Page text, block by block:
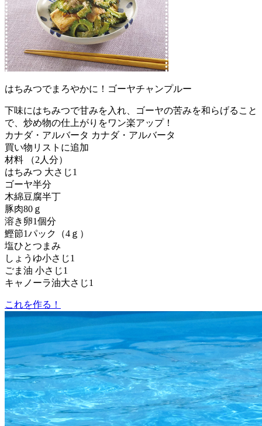
はちみつでまろやかに！ゴーヤチャンプルー
下味にはちみつで甘みを入れ、ゴーヤの苦みを和らげること
で、炒め物の仕上がりをワン楽アップ！
カナダ・アルバータ カナダ・アルバータ
買い物リストに追加
材料 （2人分）
はちみつ 大さじ1
ゴーヤ半分
木綿豆腐半丁
豚肉80ｇ
溶き卵1個分
鰹節1パック（4ｇ）
塩ひとつまみ
しょうゆ小さじ1
ごま油 小さじ1
キャノーラ油大さじ1
これを作る！